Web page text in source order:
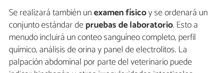
Se realizará también unexamen físicoy se ordenará un
conjunto estándar depruebas de laboratorio. Esto a
menudo incluirá un conteo sanguíneo completo, perfil
químico, análisis de orina y panel de electrolitos. La
palpación abdominal por parte del veterinario puede